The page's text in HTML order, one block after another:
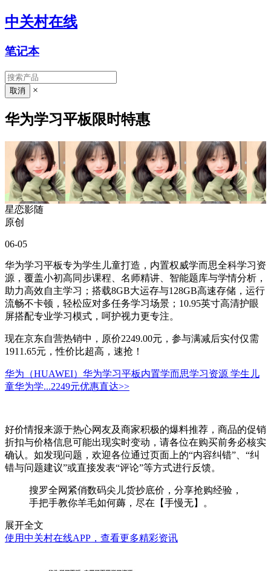
中关村在线
笔记本
×
华为学习平板限时特惠
星恋影随
原创
06-05
华为学习平板专为学生儿童打造，内置权威学而思全科学习资
源，覆盖小初高同步课程、名师精讲、智能题库与学情分析，
助力高效自主学习；搭载8GB大运存与128GB高速存储，运行
流畅不卡顿，轻松应对多任务学习场景；10.95英寸高清护眼
屏搭配专业学习模式，呵护视力更专注。
现在京东自营热销中，原价2249.00元，参与满减后实付仅需
1911.65元，性价比超高，速抢！
华为（HUAWEI）华为学习平板内置学而思学习资源 学生儿
童华为学...2249元优惠直达>>
好价情报来源于热心网友及商家积极的爆料推荐，商品的促销
折扣与价格信息可能出现实时变动，请各位在购买前务必核实
确认。如发现问题，欢迎各位通过页面上的“内容纠错”、“纠
错与问题建议”或直接发表“评论”等方式进行反馈。
搜罗全网紧俏数码尖儿货抄底价，分享抢购经验，
手把手教你羊毛如何薅，尽在【手慢无】。
展开全文
使用中关村在线APP，查看更多精彩资讯